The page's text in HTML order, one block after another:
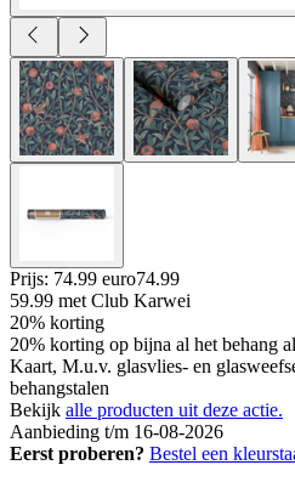
Prijs: 74.99 euro74.99
59.99 met Club Karwei
20% korting
20% korting op bijna al het behang
Kaart, M.u.v. glasvlies- en
behangstalen
Bekijk alle producten uit deze actie.
Aanbieding t/m 16-08-2026
Eerst proberen? Bestel een